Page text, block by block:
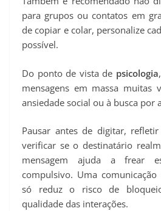
para grupos ou contatos em
de copiar e colar, personalize
possível.
Do ponto de vista de psicologia
mensagens em massa muitas
ansiedade social ou à busca por
Pausar antes de digitar,
verificar se o destinatário
mensagem ajuda a frear
compulsivo. Uma
só reduz o risco de
qualidade das interações.